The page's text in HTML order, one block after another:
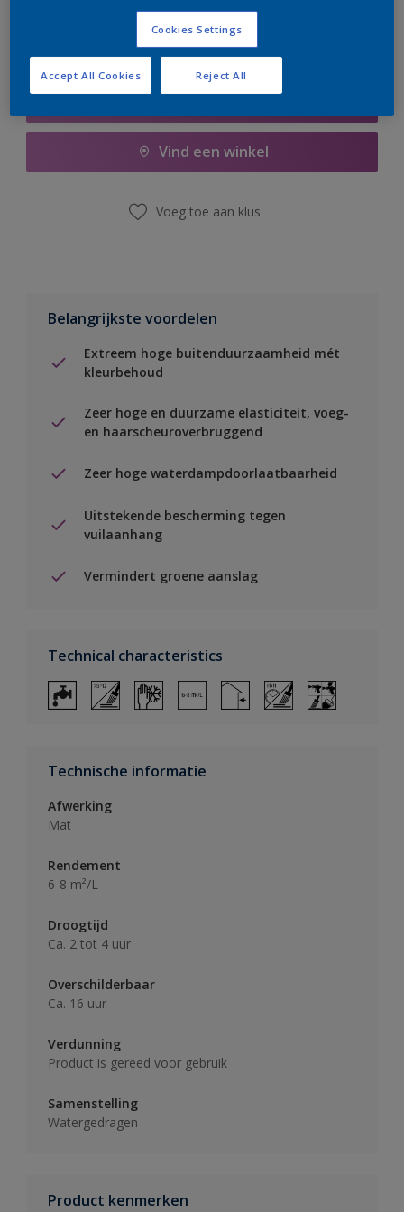
Vind een winkel
Voeg toe aan klus
Belangrijkste voordelen
Extreem hoge buitenduurzaamheid mét
kleurbehoud
Zeer hoge en duurzame elasticiteit, voeg-
en haarscheuroverbruggend
Zeer hoge waterdampdoorlaatbaarheid
Uitstekende bescherming tegen
vuilaanhang
Vermindert groene aanslag
Technical characteristics
Technische informatie
Afwerking
Mat
Rendement
6-8 m²/L
Droogtijd
Ca. 2 tot 4 uur
Overschilderbaar
Ca. 16 uur
Verdunning
Product is gereed voor gebruik
Samenstelling
Watergedragen
Product kenmerken
Cookies Settings
Reject All
Accept All Cookies